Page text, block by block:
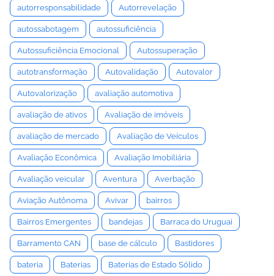
autorresponsabilidade Autorrevelação
autossabotagem autossuficiência
Autossuficiência Emocional Autossuperação
autotransformação Autovalidação Autovalor
Autovalorização avaliação automotiva
avaliação de ativos Avaliação de imóveis
avaliação de mercado Avaliação de Veículos
Avaliação Econômica Avaliação Imobiliária
Avaliação veicular Aventura Averbação
Aviação Autônoma Avivar bairros
Bairros Emergentes bandejas Barraca do Uruguai
Barramento CAN base de cálculo Bastidores
bateria Baterias Baterias de Estado Sólido